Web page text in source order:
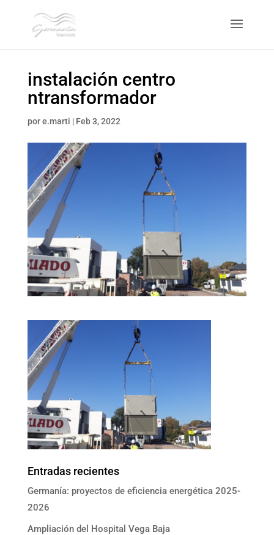
instalación centro
ntransformador
pore.marti | Feb 3, 2022
Entradas recientes
Germanía: proyectos de eficiencia energética 2025-
2026
Ampliación del Hospital Vega Baja